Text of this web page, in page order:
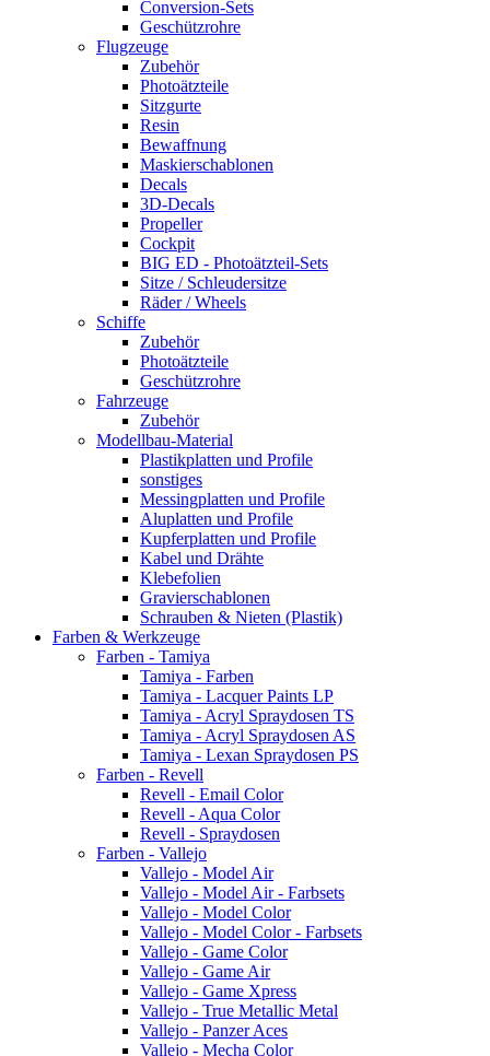
Conversion-Sets
Geschützrohre
Flugzeuge
Zubehör
Photoätzteile
Sitzgurte
Resin
Bewaffnung
Maskierschablonen
Decals
3D-Decals
Propeller
Cockpit
BIG ED - Photoätzteil-Sets
Sitze / Schleudersitze
Räder / Wheels
Schiffe
Zubehör
Photoätzteile
Geschützrohre
Fahrzeuge
Zubehör
Modellbau-Material
Plastikplatten und Profile
sonstiges
Messingplatten und Profile
Aluplatten und Profile
Kupferplatten und Profile
Kabel und Drähte
Klebefolien
Gravierschablonen
Schrauben & Nieten (Plastik)
Farben & Werkzeuge
Farben - Tamiya
Tamiya - Farben
Tamiya - Lacquer Paints LP
Tamiya - Acryl Spraydosen TS
Tamiya - Acryl Spraydosen AS
Tamiya - Lexan Spraydosen PS
Farben - Revell
Revell - Email Color
Revell - Aqua Color
Revell - Spraydosen
Farben - Vallejo
Vallejo - Model Air
Vallejo - Model Air - Farbsets
Vallejo - Model Color
Vallejo - Model Color - Farbsets
Vallejo - Game Color
Vallejo - Game Air
Vallejo - Game Xpress
Vallejo - True Metallic Metal
Vallejo - Panzer Aces
Vallejo - Mecha Color